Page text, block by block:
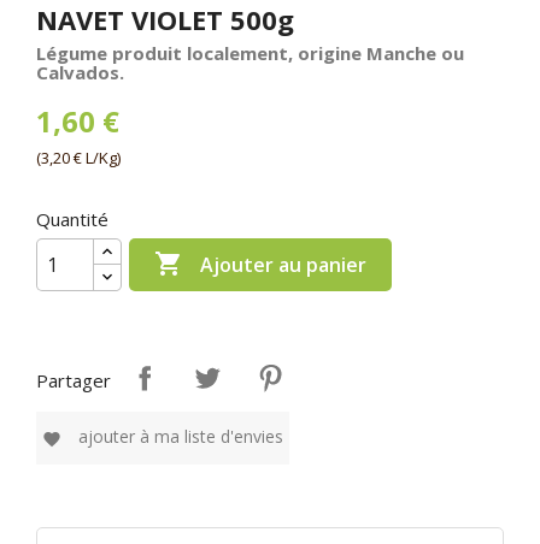
NAVET VIOLET 500g
Légume produit localement, origine Manche ou
Calvados.
1,60 €
(3,20 € L/Kg)
Quantité
 Ajouter au panier
Partager
favorite ajouter à ma liste d'envies